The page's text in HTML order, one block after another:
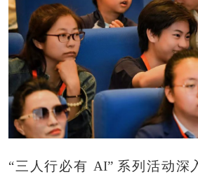
“三人行必有 AI” 系列活动深